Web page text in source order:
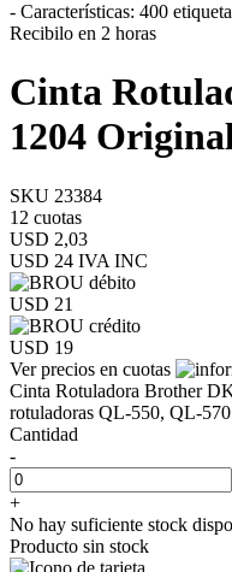
- Características: 400
Recibilo en 2 horas
Cinta
1204
SKU 23384
12 cuotas
USD 2,03
USD 24 IVA INC
USD 21
USD 19
Ver precios en cuotas
Cinta Rotuladora Brother
rotuladoras QL-550, QL-
Cantidad
-
+
No hay suficiente stock
Producto sin stock